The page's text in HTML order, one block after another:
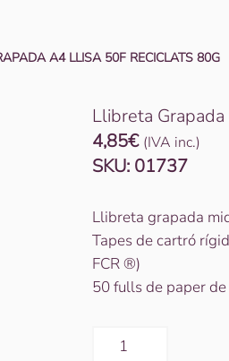
A4 LLISA 50F RECICLATS 80G
Llibreta
4,85€ (IVA inc.)
SKU: 01737
Llibreta grapada
Tapes de cartró
FCR ®)
50 fulls de paper
quantitat